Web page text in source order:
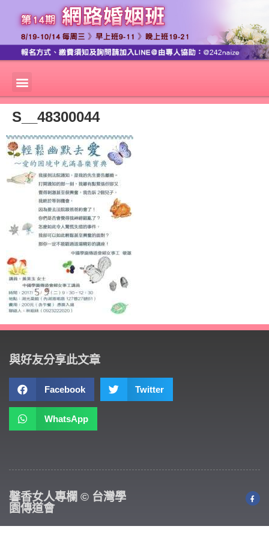
S__48300044
與好友分享此文章
Facebook Twitter
WhatsApp
馨香女人專欄 © 台灣學
園傳道會